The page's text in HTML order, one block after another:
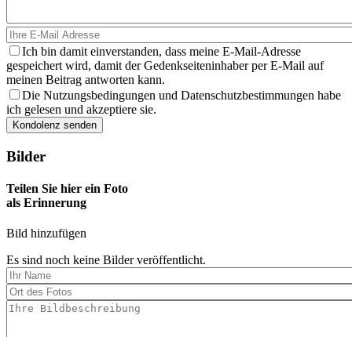
Ich bin damit einverstanden, dass meine E-Mail-Adresse
gespeichert wird, damit der Gedenkseiteninhaber per E-Mail auf
meinen Beitrag antworten kann.
Die Nutzungsbedingungen und Datenschutzbestimmungen habe
ich gelesen und akzeptiere sie.
Bilder
Teilen Sie hier ein Foto
als Erinnerung
Bild hinzufügen
Es sind noch keine Bilder veröffentlicht.